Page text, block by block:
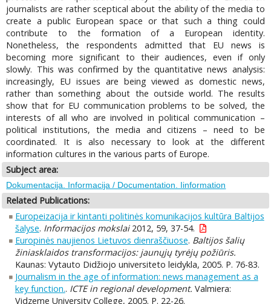
journalists are rather sceptical about the ability of the media to
create a public European space or that such a thing could
contribute to the formation of a European identity.
Nonetheless, the respondents admitted that EU news is
becoming more significant to their audiences, even if only
slowly. This was confirmed by the quantitative news analysis:
increasingly, EU issues are being viewed as domestic news,
rather than something about the outside world. The results
show that for EU communication problems to be solved, the
interests of all who are involved in political communication –
political institutions, the media and citizens – need to be
coordinated. It is also necessary to look at the different
information cultures in the various parts of Europe.
Subject area:
Dokumentacija. Informacija / Documentation. Iinformation
Related Publications:
Europeizacija ir kintanti politinės komunikacijos kultūra Baltijos
šalyse. Informacijos mokslai2012, 59, 37-54.
Europinės naujienos Lietuvos dienraščiuose. Baltijos šalių
žiniasklaidos transformacijos: jaunųjų tyrėjų požiūris.
Kaunas: Vytauto Didžiojo universiteto leidykla, 2005. P. 76-83.
Journalism in the age of information: news management as a
key function.. ICTE in regional development. Valmiera:
Vidzeme University College, 2005. P. 22-26.